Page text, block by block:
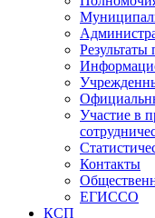
Результаты
Участие в
Контакты
ЕГИССО
КСП